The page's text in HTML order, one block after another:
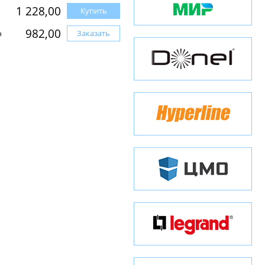
1 228,00 Купить
982,00 Заказать